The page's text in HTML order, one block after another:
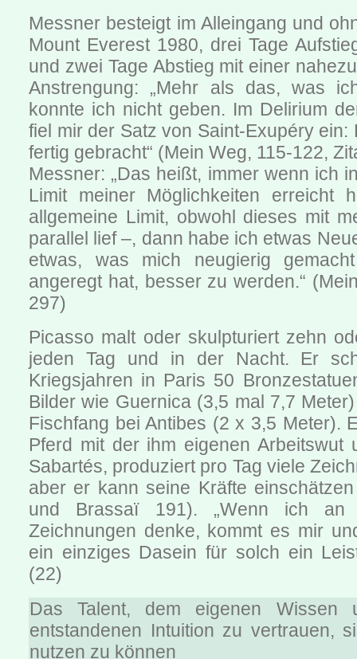
Messner besteigt im Alleingang und
Mount Everest 1980, drei Tage
und zwei Tage Abstieg mit einer
Anstrengung: „Mehr als das, was
konnte ich nicht geben. Im Delirium
fiel mir der Satz von Saint-Exupéry ein:
fertig gebracht“ (Mein Weg, 115-122,
Messner: „Das heißt, immer wenn ich
Limit meiner Möglichkeiten erreicht
allgemeine Limit, obwohl dieses mit
parallel lief –, dann habe ich etwas
etwas, was mich neugierig
angeregt hat, besser zu werden.“
297)
Picasso malt oder skulpturiert zehn
jeden Tag und in der Nacht. Er
Kriegsjahren in Paris 50
Bilder wie Guernica (3,5 mal 7,7
Fischfang bei Antibes (2 x 3,5 Meter).
Pferd mit der ihm eigenen Arbeitswut
Sabartés, produziert pro Tag viele
aber er kann seine Kräfte
und Brassaï 191). „Wenn ich
Zeichnungen denke, kommt es mir
ein einziges Dasein für solch ein
(22)
Das Talent, dem eigenen Wissen
entstandenen Intuition zu vertrauen,
nutzen zu können